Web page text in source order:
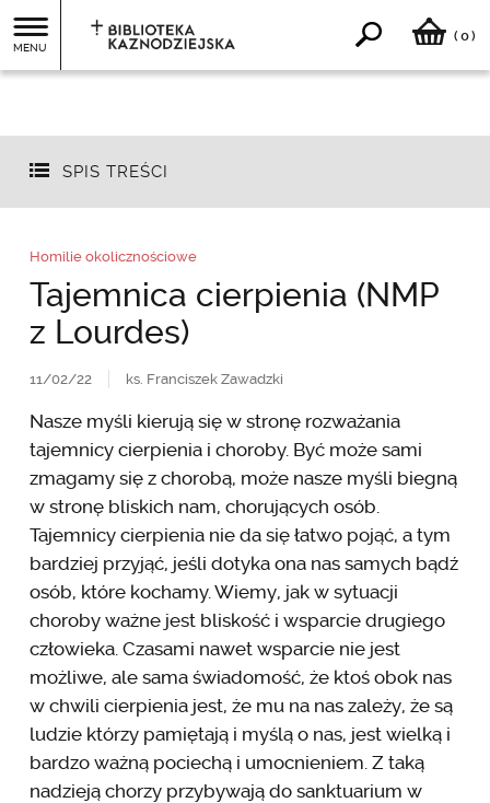
MENU
( 0)
SPIS TREŚCI
Homilie okolicznościowe
Tajemnica cierpienia (NMP
z Lourdes)
11/02/22 ks. Franciszek Zawadzki
Nasze myśli kierują się w stronę rozważania
tajemnicy cierpienia i choroby. Być może sami
zmagamy się z chorobą, może nasze myśli biegną
w stronę bliskich nam, chorujących osób.
Tajemnicy cierpienia nie da się łatwo pojąć, a tym
bardziej przyjąć, jeśli dotyka ona nas samych bądź
osób, które kochamy. Wiemy, jak w sytuacji
choroby ważne jest bliskość i wsparcie drugiego
człowieka. Czasami nawet wsparcie nie jest
możliwe, ale sama świadomość, że ktoś obok nas
w chwili cierpienia jest, że mu na nas zależy, że są
ludzie którzy pamiętają i myślą o nas, jest wielką i
bardzo ważną pociechą i umocnieniem. Z taką
nadzieją chorzy przybywają do sanktuarium w